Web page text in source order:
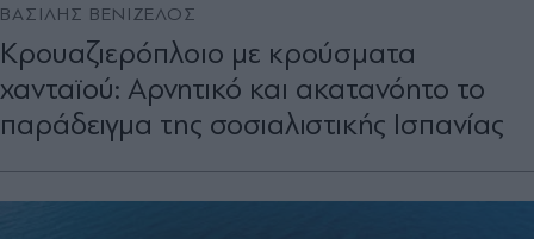
ΒΑΣΙΛΗΣ ΒΕΝΙΖΕΛΟΣ
Κρουαζιερόπλοιο με κρούσματα
χανταϊού: Αρνητικό και ακατανόητο το
παράδειγμα της σοσιαλιστικής Ισπανίας